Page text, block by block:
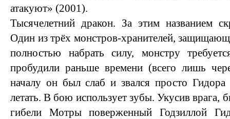
атакуют» (2001).
Тысячелетний дракон. За этим названием
Один из трёх монстров-хранителей,
полностью набрать силу, монстру
пробудили раньше времени (всего лишь
началу он был слаб и звался просто
летать. В бою использует зубы. Укусив врага,
гибели Мотры поверженный Годзиллой